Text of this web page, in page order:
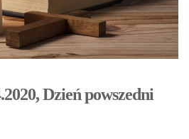
Dzień powszedni